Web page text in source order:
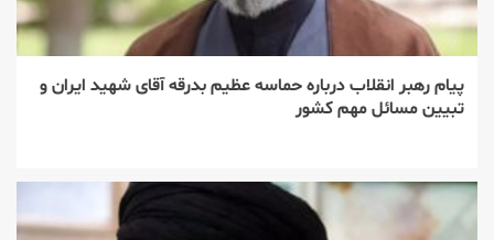
پیام رهبر انقلاب درباره حماسه عظیم بدرقه آقای شهید ایران و
تبیین مسائل مهم کشور